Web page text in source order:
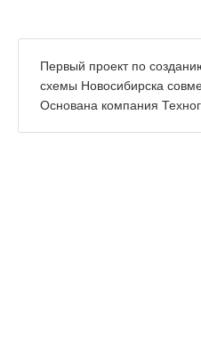
Первый проект по
схемы Новосибирска
Основана компания